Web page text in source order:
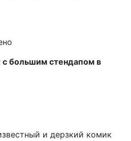
с большим стендапом в
и дерзкий комик